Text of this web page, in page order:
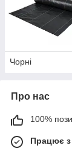
Чорні
Про нас
100%
Працює з